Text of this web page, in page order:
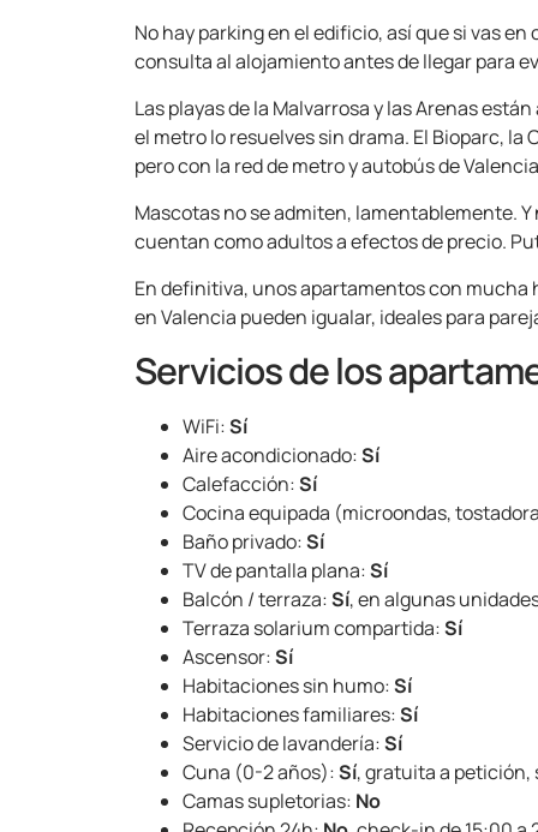
No hay parking en el edificio, así que si vas
consulta al alojamiento antes de llegar para
Las playas de la Malvarrosa y las Arenas
el metro lo resuelves sin drama. El Bioparc,
pero con la red de metro y autobús de
Mascotas no se admiten, lamentablemente.
cuentan como adultos a efectos de precio.
En definitiva, unos apartamentos con mucha
en Valencia pueden igualar, ideales para
Servicios de los
WiFi:Sí
Aire acondicionado:Sí
Calefacción:Sí
Cocina equipada (microondas,
Baño privado:Sí
TV de pantalla plana:Sí
Balcón / terraza:Sí, en algunas
Terraza solarium compartida:Sí
Ascensor:Sí
Habitaciones sin humo:Sí
Habitaciones familiares:Sí
Servicio de lavandería:Sí
Cuna (0-2 años):Sí, gratuita a
Camas supletorias: No